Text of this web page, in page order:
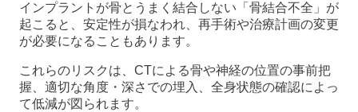
インプラントが骨とうまく結合しない「骨結合不全」が
起こると、安定性が損なわれ、再手術や治療計画の変更
が必要になることもあります。
これらのリスクは、CTによる骨や神経の位置の事前把
握、適切な角度・深さでの埋入、全身状態の確認によっ
て低減が図られます。